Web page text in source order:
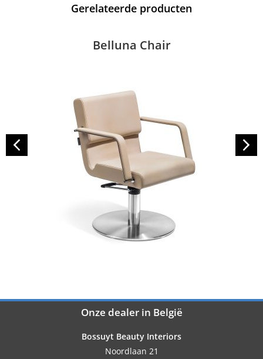
Gerelateerde producten
Belluna Chair
Onze dealer in België
Bossuyt Beauty Interiors
Noordlaan 21